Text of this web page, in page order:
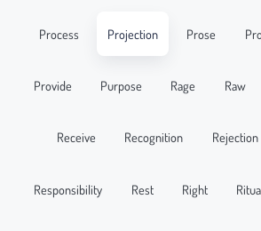
Process Projection Prose
Provide Purpose Rage Raw
Receive Recognition Rejection
Responsibility Rest Right